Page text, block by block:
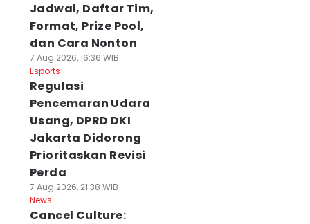
Jadwal, Daftar Tim,
Format, Prize Pool,
dan Cara Nonton
7 Aug 2026, 16:36 WIB
Esports
Regulasi
Pencemaran Udara
Usang, DPRD DKI
Jakarta Didorong
Prioritaskan Revisi
Perda
7 Aug 2026, 21:38 WIB
News
Cancel Culture: